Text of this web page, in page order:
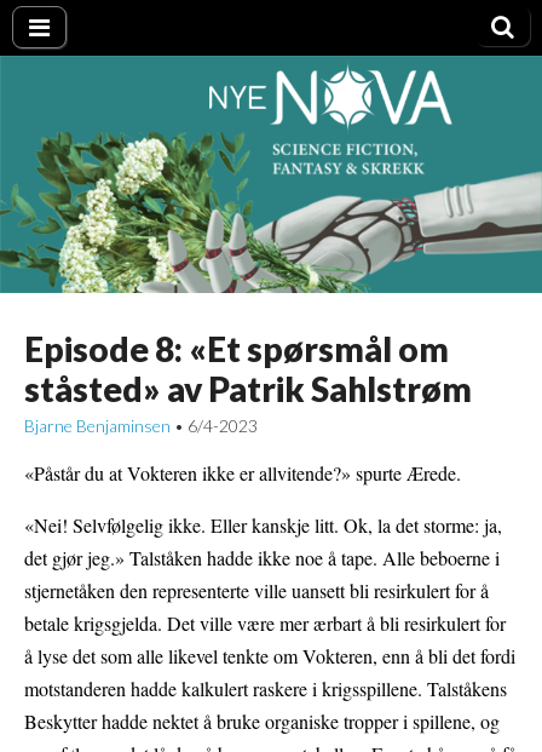
Nye NOVA
Episode 8: «Et spørsmål om
ståsted» av Patrik Sahlstrøm
Bjarne Benjaminsen • 6/4-2023
«Påstår du at Vokteren ikke er allvitende?» spurte Ærede.
«Nei! Selvfølgelig ikke. Eller kanskje litt. Ok, la det storme: ja,
det gjør jeg.» Talståken hadde ikke noe å tape. Alle beboerne i
stjernetåken den representerte ville uansett bli resirkulert for å
betale krigsgjelda. Det ville være mer ærbart å bli resirkulert for
å lyse det som alle likevel tenkte om Vokteren, enn å bli det fordi
motstanderen hadde kalkulert raskere i krigsspillene. Talståkens
Beskytter hadde nektet å bruke organiske tropper i spillene, og